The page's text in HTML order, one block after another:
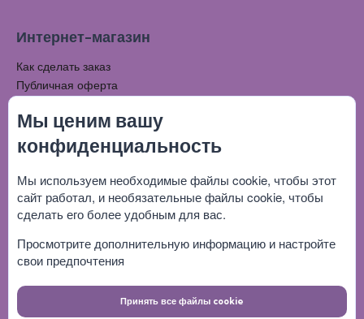
Интернет-магазин
Как сделать заказ
Публичная оферта
Личный Кабинет
Мои заказы
Мой профиль
Будьте на связи
Мы ценим вашу
конфиденциальность
Мы используем необходимыефайлы cookie, чтобы этот
сайт работал, и необязательные файлы cookie, чтобы
сделать его более удобным для вас.
Просмотрите дополнительную информацию и настройте
свои предпочтения
Принять все файлы cookie